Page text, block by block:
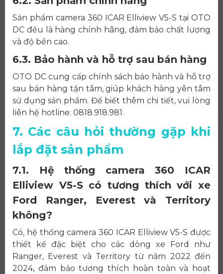
Sản phẩm camera 360 ICAR Elliview V5-S tại OTO
DC đều là hàng chính hãng, đảm bảo chất lượng
và độ bền cao.
6.3. Bảo hành và hỗ trợ sau bán hàng
OTO DC cung cấp chính sách bảo hành và hỗ trợ
sau bán hàng tận tâm, giúp khách hàng yên tâm
sử dụng sản phẩm. Để biết thêm chi tiết, vui lòng
liên hệ hotline: 0818.918.981.
7. Các câu hỏi thường gặp khi
lắp đặt sản phẩm
7.1. Hệ thống camera 360 ICAR
Elliview V5-S có tương thích với xe
Ford Ranger, Everest và Territory
không?
Có, hệ thống camera 360 ICAR Elliview V5-S được
thiết kế đặc biệt cho các dòng xe Ford như
Ranger, Everest và Territory từ năm 2022 đến
2024, đảm bảo tương thích hoàn toàn và hoạt